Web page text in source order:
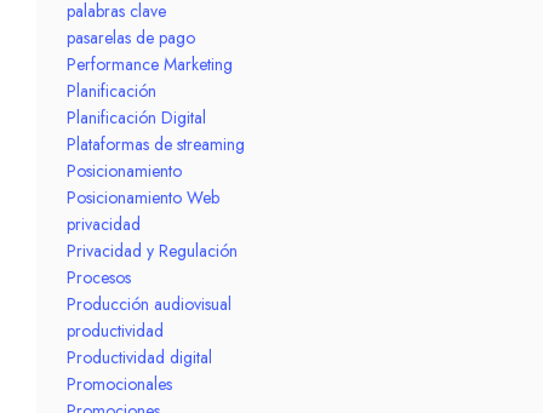
palabras clave
pasarelas de pago
Performance Marketing
Planificación
Planificación Digital
Plataformas de streaming
Posicionamiento
Posicionamiento Web
privacidad
Privacidad y Regulación
Procesos
Producción audiovisual
productividad
Productividad digital
Promocionales